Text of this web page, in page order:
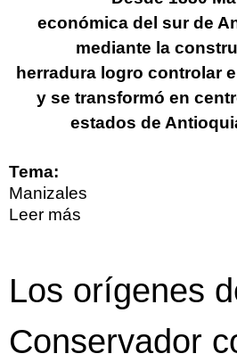
económica del sur de
mediante la
herradura logro controlar
y se transformó en
estados de
Tema:
Manizales
Leer más
social
Los orígenes
Conservador